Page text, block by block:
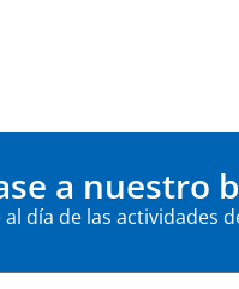
a nuestro
día de las actividades